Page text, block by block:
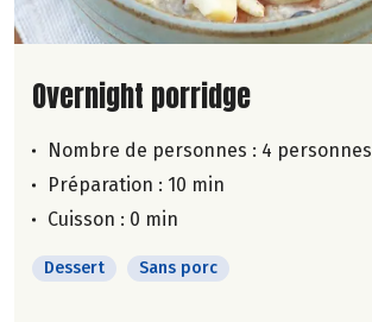
Lire la suite de la recette
Overnight porridge
Nombre de personnes : 4 personnes
Préparation : 10 min
Cuisson : 0 min
Dessert Sans porc